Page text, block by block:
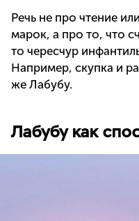
Речь не про чтение
марок, а про то, что
то чересчур
Например, скупка и
же Лабубу.
Лабубу как